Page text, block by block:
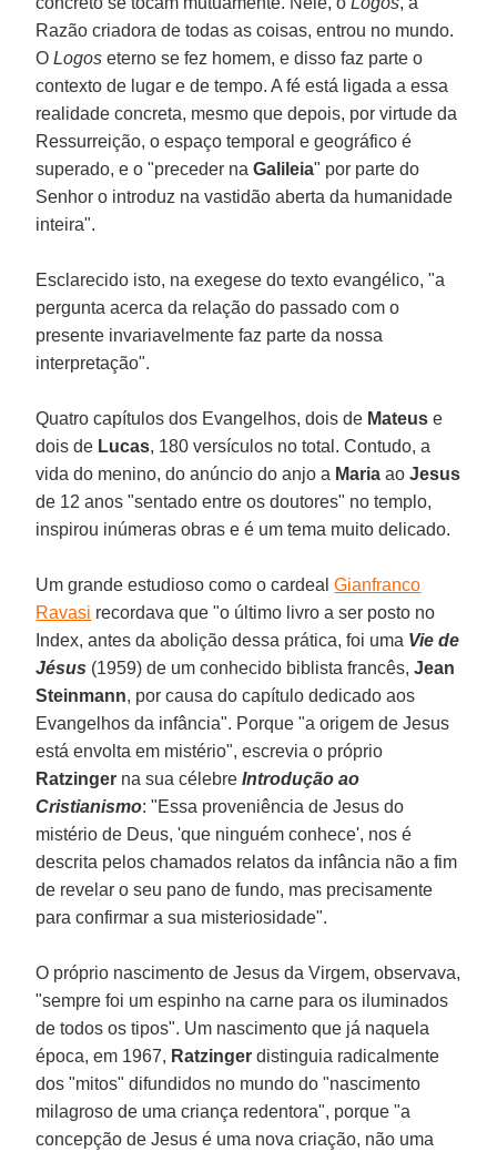
Razão criadora de todas as coisas, entrou no mundo.
OLogoseterno se fez homem, e disso faz parte o
contexto de lugar e de tempo. A fé está ligada a essa
realidade concreta, mesmo que depois, por virtude da
Ressurreição, o espaço temporal e geográfico é
superado, e o "preceder naGalileia" por parte do
Senhor o introduz na vastidão aberta da humanidade
inteira".
Esclarecido isto, na exegese do texto evangélico, "a
pergunta acerca da relação do passado com o
presente invariavelmente faz parte da nossa
interpretação".
Quatro capítulos dos Evangelhos, dois de Mateuse
dois de Lucas, 180 versículos no total. Contudo, a
vida do menino, do anúncio do anjo a MariaaoJesus
de 12 anos "sentado entre os doutores" no templo,
inspirou inúmeras obras e é um tema muito delicado.
Um grande estudioso como o cardealGianfranco
Ravasi recordava que "o último livro a ser posto no
Index, antes da abolição dessa prática, foi uma Vie de
Jésus (1959) de um conhecido biblista francês,Jean
Steinmann, por causa do capítulo dedicado aos
Evangelhos da infância". Porque "a origem de Jesus
está envolta em mistério", escrevia o próprio
Ratzinger na sua célebreIntrodução ao
Cristianismo: "Essa proveniência de Jesus do
mistério de Deus, 'que ninguém conhece', nos é
descrita pelos chamados relatos da infância não a fim
de revelar o seu pano de fundo, mas precisamente
para confirmar a sua misteriosidade".
O próprio nascimento de Jesus da Virgem, observava,
"sempre foi um espinho na carne para os iluminados
de todos os tipos". Um nascimento que já naquela
época, em 1967, Ratzinger distinguia radicalmente
dos "mitos" difundidos no mundo do "nascimento
milagroso de uma criança redentora", porque "a
concepção de Jesus é uma nova criação, não uma